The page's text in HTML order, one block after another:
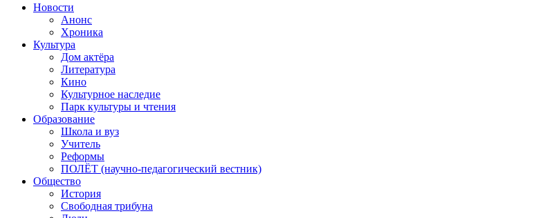
Новости
Анонс
Хроника
Культура
Дом актёра
Литература
Кино
Культурное наследие
Парк культуры и чтения
Образование
Школа и вуз
Учитель
Реформы
ПОЛЁТ (научно-педагогический вестник)
Общество
История
Свободная трибуна